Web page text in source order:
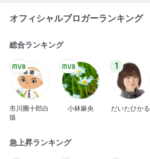
オフィシャルブロガーランキング
総合ランキング
市川團十郎白
猿
小林麻央
1
だいたひかる
急上昇ランキング